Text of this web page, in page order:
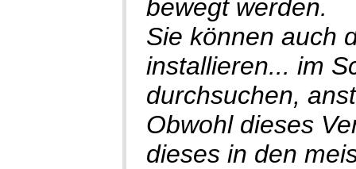
bewegt werden.
Sie können auch
installieren... im
durchsuchen,
Obwohl dieses
dieses in den